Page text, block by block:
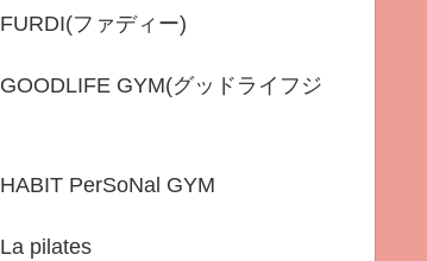
FURDI(ファディー)
GOODLIFE GYM(グッドライフジ
HABIT PerSoNal GYM
La pilates